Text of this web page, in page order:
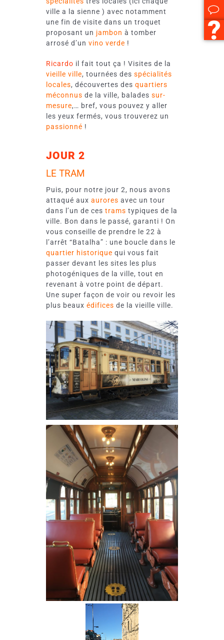
ville a la sienne ) avec notamment
une fin de visite dans un troquet
proposant un jambon à tomber
arrosé d’unvino verde !
Ricardo il fait tout ça ! Visites de la
vieille ville, tournées desspécialités
locales, découvertes desquartiers
méconnus de la ville, baladessur-
mesure,… bref, vous pouvez y aller
les yeux fermés, vous trouverez un
passionné !
JOUR 2
LE TRAM
Puis, pour notre jour 2, nous avons
attaqué auxaurores avec un tour
dans l’un de cestrams typiques de la
ville. Bon dans le passé, garanti ! On
vous conseille de prendre le 22 à
l’arrêt “Batalha” : une boucle dans le
quartier historique qui vous fait
passer devant les sites les plus
photogéniques de la ville, tout en
revenant à votre point de départ.
Une super façon de voir ou revoir les
plus beauxédifices de la vieille ville.